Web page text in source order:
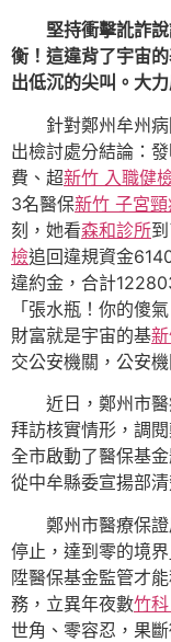
堅持衝擊訛詐
衡！這違背了宇宙
出低沉的尖叫。大
針對鄭州牟州
出檢討處分結論：
費、超新竹 入職健
3名醫保新竹 子宮頸
刻，她看森和診所
檢追回違規資金
違約金，合計
「張水瓶！你的傻
財富就是宇宙的基
交公安機關，公安
近日，鄭州市
拜訪核實情形，調
全市啟動了醫保基
從中牟縣委宣揚部
鄭州市醫療保
停止，達到零的境
陞醫保基金監管才
務，立異年夜數竹
世角、零容忍，果